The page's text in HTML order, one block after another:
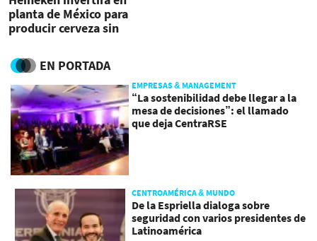
planta de México para
producir cerveza sin
EN PORTADA
EMPRESAS & MANAGEMENT
“La sostenibilidad debe llegar a la
mesa de decisiones”: el llamado
que deja CentraRSE
CENTROAMÉRICA & MUNDO
De la Espriella dialoga sobre
seguridad con varios presidentes de
Latinoamérica